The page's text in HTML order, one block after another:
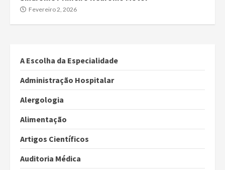
Fevereiro 2, 2026
A Escolha da Especialidade
Administração Hospitalar
Alergologia
Alimentação
Artigos Científicos
Auditoria Médica